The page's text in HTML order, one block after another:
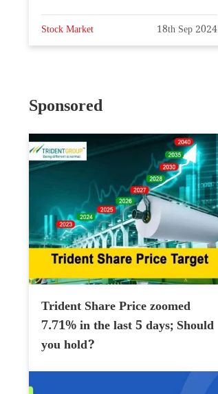
Stock Market 18th Sep 2024
Sponsored
Trident Share Price zoomed
7.71% in the last 5 days; Should
you hold?